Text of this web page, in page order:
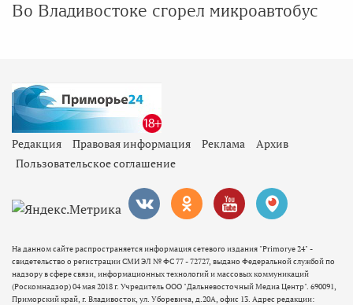
Во Владивостоке сгорел микроавтобус
Редакция Правовая информация Реклама
Архив
Пользовательское соглашение
На данном сайте распространяется информация сетевого издания "Primorye 24" -
свидетельство о регистрации СМИ ЭЛ № ФС 77 - 72727, выдано Федеральной службой по
надзору в сфере связи, информационных технологий и массовых коммуникаций
(Роскомнадзор) 04 мая 2018 г. Учредитель ООО "Дальневосточный Медиа Центр". 690091,
Приморский край, г. Владивосток, ул. Уборевича, д.20А, офис 13. Адрес редакции: